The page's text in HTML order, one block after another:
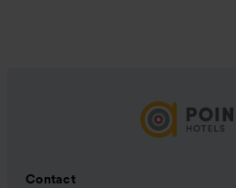
Contact